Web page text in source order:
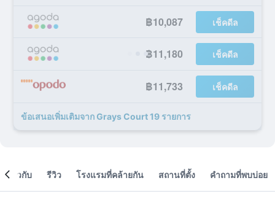
฿10,087 เช็คดีล
฿11,180 เช็คดีล
฿11,733 เช็คดีล
ข้อเสนอเพิ่มเติมจาก Grays Court 19 รายการ
เกี่ยวกับ รีวิว โรงแรมที่คล้ายกัน สถานที่ตั้ง คำถามที่พบบ่อย